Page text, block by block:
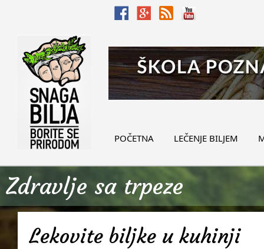
POČETNA LEČENJE BILJEM
Zdravlje sa trpeze
Lekovite biljke u kuhinji